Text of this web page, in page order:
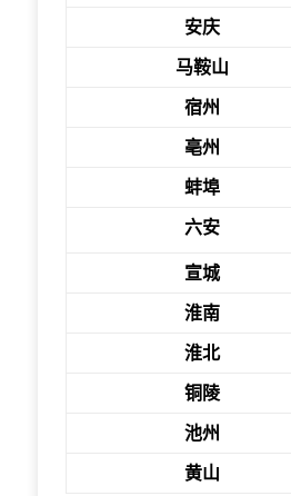
安庆
马鞍山
宿州
亳州
蚌埠
六安
宣城
淮南
淮北
铜陵
池州
黄山